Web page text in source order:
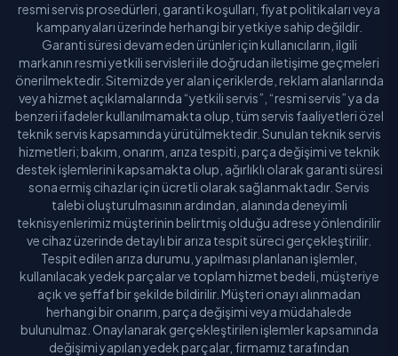
resmi servis prosedürleri, garanti koşulları, fiyat politikaları veya
kampanyaları üzerinde herhangi bir yetkiye sahip değildir.
Garanti süresi devam eden ürünler için kullanıcıların, ilgili
markanın resmi yetkili servisleri ile doğrudan iletişime geçmeleri
önerilmektedir. Sitemizde yer alan içeriklerde, reklam alanlarında
veya hizmet açıklamalarında “yetkili servis”, “resmi servis” ya da
benzeri ifadeler kullanılmamakta olup, tüm servis faaliyetleri özel
teknik servis kapsamında yürütülmektedir. Sunulan teknik servis
hizmetleri; bakım, onarım, arıza tespiti, parça değişimi ve teknik
destek işlemlerini kapsamakta olup, ağırlıklı olarak garanti süresi
sona ermiş cihazlar için ücretli olarak sağlanmaktadır. Servis
talebi oluşturulmasının ardından, alanında deneyimli
teknisyenlerimiz müşterinin belirtmiş olduğu adrese yönlendirilir
ve cihaz üzerinde detaylı bir arıza tespit süreci gerçekleştirilir.
Tespit edilen arıza durumu, yapılması planlanan işlemler,
kullanılacak yedek parçalar ve toplam hizmet bedeli, müşteriye
açık ve şeffaf bir şekilde bildirilir. Müşteri onayı alınmadan
herhangi bir onarım, parça değişimi veya müdahalede
bulunulmaz. Onaylanarak gerçekleştirilen işlemler kapsamında
değişimi yapılan yedek parçalar, firmamız tarafından